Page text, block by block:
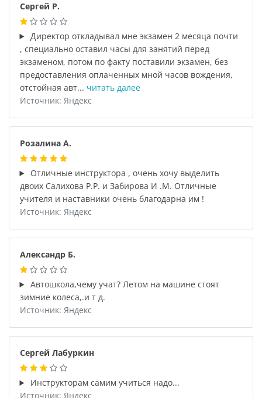
Сергей Р.
Директор откладывал мне экзамен 2 месяца почти
, специально оставил часы для занятий перед
экзаменом, потом по факту поставили экзамен, без
предоставления оплаченных мной часов вождения,
отстойная авт... читать далее
Источник: Яндекс
Розалина А.
Отличные инструктора , очень хочу выделить
двоих Салихова Р.Р. и Забирова И .М. Отличные
учителя и наставники очень благодарна им !
Источник: Яндекс
Александр Б.
Автошкола,чему учат? Летом на машине стоят
зимние колеса,.и т д.
Источник: Яндекс
Сергей Лабуркин
Инструкторам самим учиться надо...
Источник: Яндекс